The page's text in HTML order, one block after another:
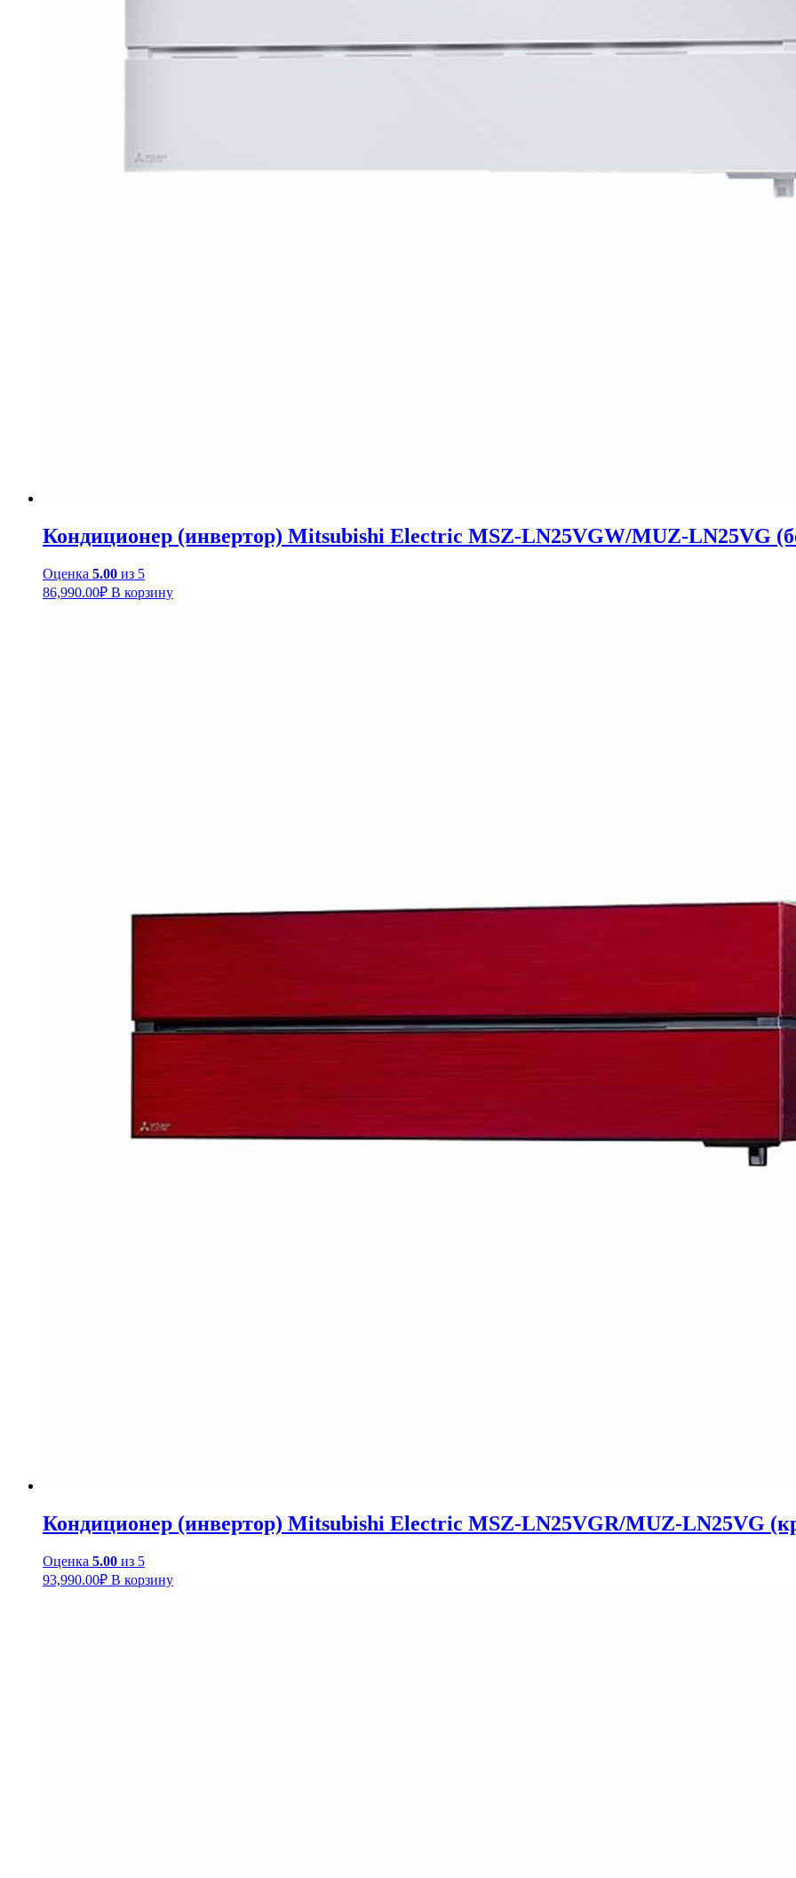
Кондиционер (инвертор) Mitsubishi Electric MSZ-LN25VGW/MUZ-LN25VG
Оценка 5.00 из 5
86,990.00₽ В корзину
Кондиционер (инвертор) Mitsubishi Electric MSZ-LN25VGR/MUZ-LN25VG
Оценка 5.00 из 5
93,990.00₽ В корзину